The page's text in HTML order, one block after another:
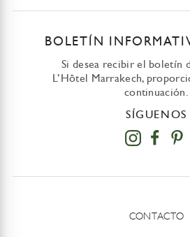
BOLETÍN
Si desea recibir el boletín
L’Hôtel Marrakech,
continuación.
SÍGUENOS
CONTACTO